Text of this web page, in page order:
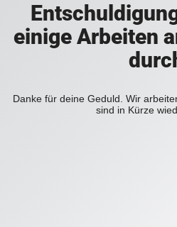
einige Arbeiten
Danke für deine Geduld. Wir
sind in Kürze